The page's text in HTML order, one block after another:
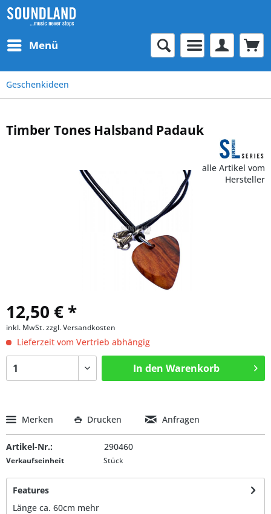
Menü
Geschenkideen
Timber Tones Halsband Padauk
alle Artikel vom
Hersteller
12,50 € *
inkl. MwSt.zzgl. Versandkosten
Lieferzeit vom Vertrieb abhängig
In den Warenkorb
Merken Drucken Anfragen
Artikel-Nr.: 290460
Verkaufseinheit Stück
Features
Länge ca. 60cm mehr